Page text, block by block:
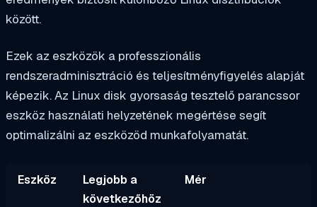
között.
Ezek az eszközök a professzionális
rendszeradminisztráció és teljesítményfigyelés alapját
képezik. Az Linux disk gyorsaság tesztelő parancssor
eszköz használati helyzetének megértése segít
optimalizálni az eszközöd munkafolyamatát.
Eszköz
Legjobb a
következőhöz
Mér